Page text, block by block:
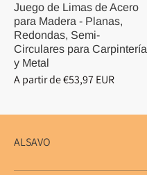
Juego de Limas de Acero
para Madera - Planas,
Redondas, Semi-
Circulares para Carpintería
y Metal
A partir de €53,97 EUR
ALSAVO